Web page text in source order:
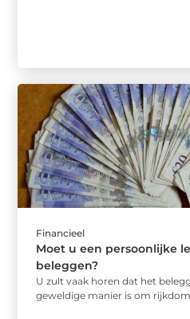
Financieel
Moet u een persoonlijke
beleggen?
U zult vaak horen dat het
geweldige manier is om